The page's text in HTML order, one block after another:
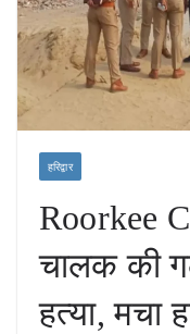
हरिद्वार
Roorkee
चालक की
हत्या, मचा